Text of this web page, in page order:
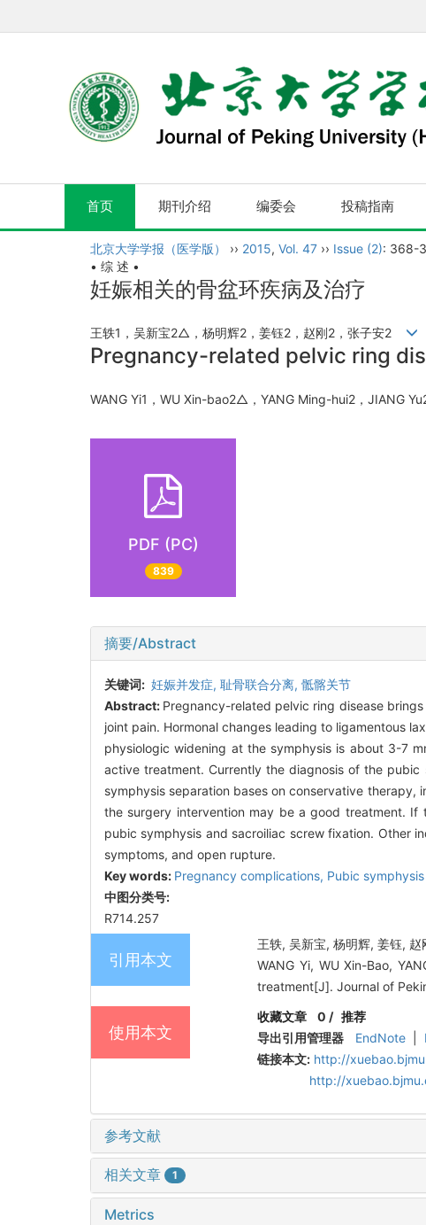
首页 期刊介绍 编委会 投稿指南
北京大学学报（医学版） ›› 2015, Vol. 47 ›› Issue (2): 368-
• 综 述 •
妊娠相关的骨盆环疾病及治疗
王轶1，吴新宝2△，杨明辉2，姜钰2，赵刚2，张子安2
Pregnancy-related pelvic ring
WANG Yi1，WU Xin-bao2△，YANG Ming-hui2，JIANG
PDF (PC)
839
摘要/Abstract
关键词: 妊娠并发症, 耻骨联合分离, 骶髂关节
Abstract: Pregnancy-related pelvic ring disease
joint pain. Hormonal changes leading to ligamentous
physiologic widening at the symphysis is about 3-7
active treatment. Currently the diagnosis of the
symphysis separation bases on conservative
the surgery intervention may be a good treatment.
pubic symphysis and sacroiliac screw fixation. Other
symptoms, and open rupture.
Key words: Pregnancy complications, Pubic
中图分类号:
R714.257
引用本文
王轶, 吴新宝, 杨明辉, 姜钰,
WANG Yi, WU Xin-Bao,
treatment[J]. Journal of
使用本文
收藏文章 0 / 推荐
导出引用管理器
EndNote
链接本文: http://
http://
参考文献
相关文章 1
Metrics